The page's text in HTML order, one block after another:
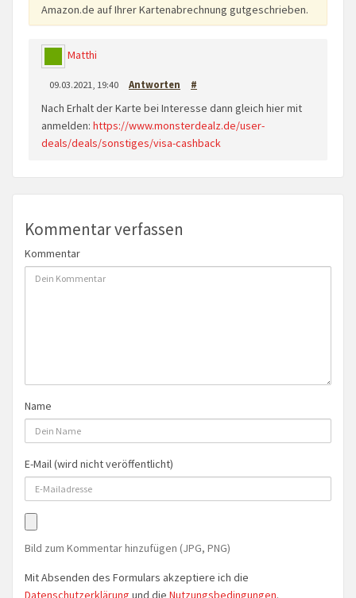
Amazon.de auf Ihrer Kartenabrechnung gutgeschrieben.
Matthi
09.03.2021, 19:40 Antworten #
Nach Erhalt der Karte bei Interesse dann gleich hier mit
anmelden: https://www.monsterdealz.de/user-
deals/deals/sonstiges/visa-cashback
Kommentar verfassen
Kommentar
Name
E-Mail (wird nicht veröffentlicht)
Bild zum Kommentar hinzufügen (JPG, PNG)
Mit Absenden des Formulars akzeptiere ich die